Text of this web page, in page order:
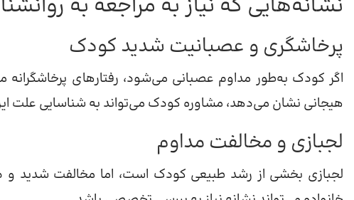
پرخاشگری و عصبانیت شدید کودک
اگر کودک به‌طور مداوم عصبانی می‌شود، رفتارهای
هیجانی نشان می‌دهد، مشاوره کودک می‌تواند به شناسایی علت
لجبازی و مخالفت مداوم
لجبازی بخشی از رشد طبیعی کودک است، اما مخالفت شدید و